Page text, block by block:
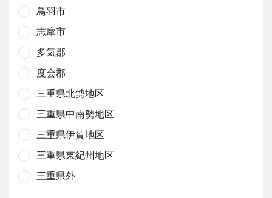
鳥羽市
志摩市
多気郡
度会郡
三重県北勢地区
三重県中南勢地区
三重県伊賀地区
三重県東紀州地区
三重県外